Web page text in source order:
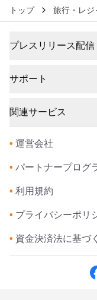
トップ 旅行・レジ
プレスリリース配信
サポート
関連サービス
• 運営会社
• パートナープログ
• 利用規約
• プライバシーポリ
• 資金決済法に基づ